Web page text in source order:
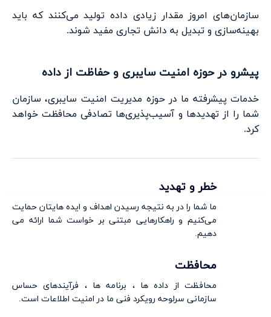
سازمان‌های امروز مقدار زیادی داده تولید می‌کنند که باید
بهینه‌سازی و تبدیل به دانش تجاری مفید شوند.
پیشرو در حوزه امنیت سایبری و حفاظت از داده
خدمات پیشرفته ما در حوزه مدیریت امنیت سایبری، سازمان
شما را از تهدیدها و آسیب‌پذیری‌ها تصادفی محافظت خواهد
کرد.
خطر و تهدید
ما شما را در به نتیجه رسیدن اهداف و ایده هایتان حمایت
می‌کنیم و راهکارهایی مبتنی بر خواست شما ارائه می
دهیم.
محافظت
محافظت از داده ها ، برنامه ها ، فرآیندهای حساس
سازمانی سرلوحه رویکرد فنی ما در امنیت اطلاعات است.